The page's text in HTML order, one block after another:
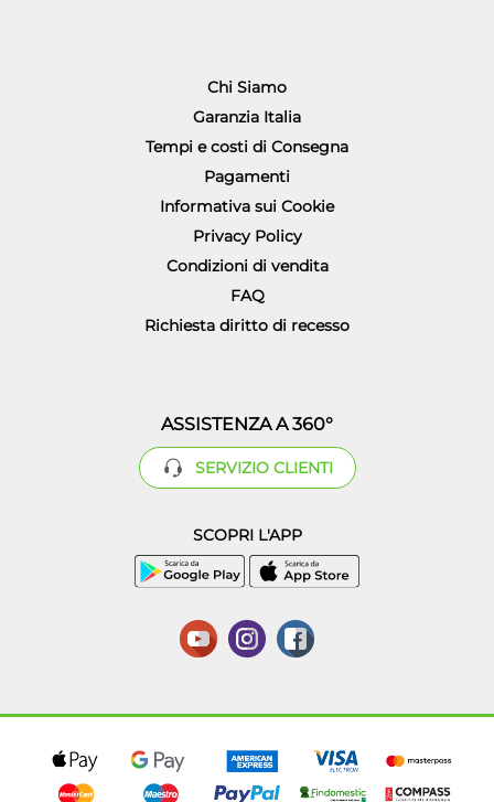
Chi Siamo
Garanzia Italia
Tempi e costi di Consegna
Pagamenti
Informativa sui Cookie
Privacy Policy
Condizioni di vendita
FAQ
Richiesta diritto di recesso
ASSISTENZA A 360°
SERVIZIO CLIENTI
SCOPRI L'APP